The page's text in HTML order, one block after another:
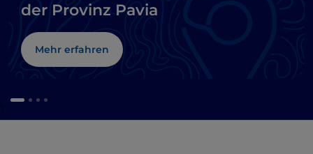
der Provinz Pavia
Mehr erfahren